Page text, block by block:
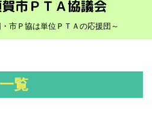
市Ｐ協は単位ＰＴＡの応援団～
覧